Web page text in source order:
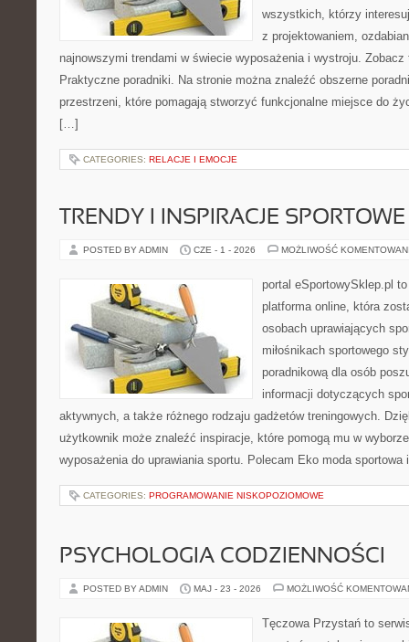
wszystkich, którzy
z projektowaniem,
najnowszymi trendami w świecie wyposażenia i wystroju. Zobacz
Praktyczne poradniki. Na stronie można znaleźć obszerne
przestrzeni, które pomagają stworzyć funkcjonalne miejsce do
[…]
CATEGORIES: RELACJE I EMOCJE
TRENDY I INSPIRACJE SPORTOWE
POSTED BY ADMIN CZE - 1 - 2026 MOŻLIWOŚĆ
portal eSportowySklep.pl
platforma online, która
osobach uprawiających
miłośnikach sportowego
poradnikową dla osób
informacji dotyczących
aktywnych, a także różnego rodzaju gadżetów treningowych.
użytkownik może znaleźć inspiracje, które pomogą mu w
wyposażenia do uprawiania sportu. Polecam Eko moda
CATEGORIES: PROGRAMOWANIE NISKOPOZIOMOWE
PSYCHOLOGIA CODZIENNOŚCI
POSTED BY ADMIN MAJ - 23 - 2026 MOŻLIWOŚĆ
Tęczowa Przystań to